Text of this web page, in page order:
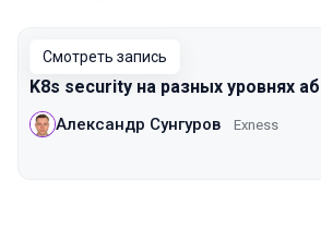
Выступления в сезоне
Смотреть запись
K8s security на разных уровнях
Александр Сунгуров Exness